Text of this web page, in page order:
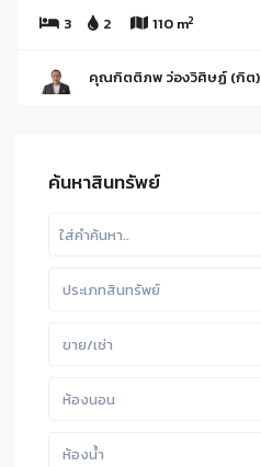
3
2 110 m2
คุณกิตติภพ ว่องวิศิษฏ์ (กิต)
ค้นหาสินทรัพย์
ประเภทสินทรัพย์
ขาย/เช่า
ห้องนอน
ห้องน้ำ